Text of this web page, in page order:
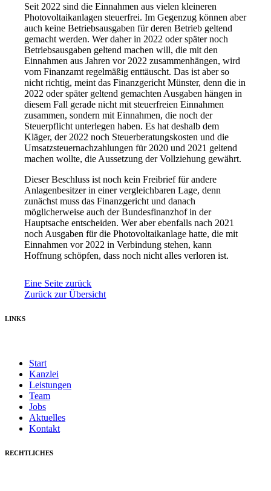
Seit 2022 sind die Einnahmen aus vielen kleineren
Photovoltaikanlagen steuerfrei. Im Gegenzug können aber
auch keine Betriebsausgaben für deren Betrieb geltend
gemacht werden. Wer daher in 2022 oder später noch
Betriebsausgaben geltend machen will, die mit den
Einnahmen aus Jahren vor 2022 zusammenhängen, wird
vom Finanzamt regelmäßig enttäuscht. Das ist aber so
nicht richtig, meint das Finanzgericht Münster, denn die in
2022 oder später geltend gemachten Ausgaben hängen in
diesem Fall gerade nicht mit steuerfreien Einnahmen
zusammen, sondern mit Einnahmen, die noch der
Steuerpflicht unterlegen haben. Es hat deshalb dem
Kläger, der 2022 noch Steuerberatungskosten und die
Umsatzsteuernachzahlungen für 2020 und 2021 geltend
machen wollte, die Aussetzung der Vollziehung gewährt.
Dieser Beschluss ist noch kein Freibrief für andere
Anlagenbesitzer in einer vergleichbaren Lage, denn
zunächst muss das Finanzgericht und danach
möglicherweise auch der Bundesfinanzhof in der
Hauptsache entscheiden. Wer aber ebenfalls nach 2021
noch Ausgaben für die Photovoltaikanlage hatte, die mit
Einnahmen vor 2022 in Verbindung stehen, kann
Hoffnung schöpfen, dass noch nicht alles verloren ist.
Eine Seite zurück
Zurück zur Übersicht
LINKS
Start
Kanzlei
Leistungen
Team
Jobs
Aktuelles
Kontakt
RECHTLICHES